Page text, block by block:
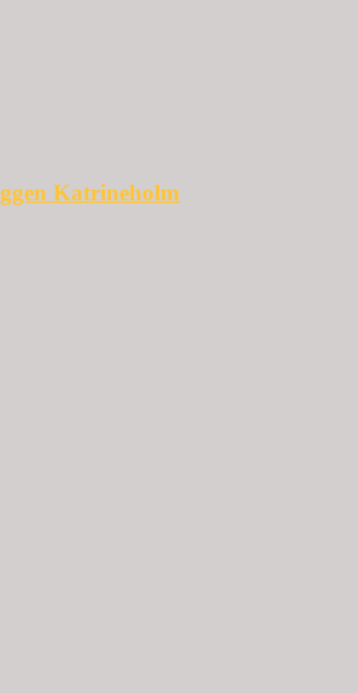
Katrineholm